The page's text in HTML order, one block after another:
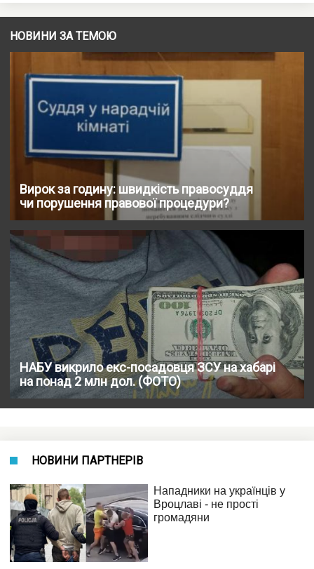
НОВИНИ ЗА ТЕМОЮ
Вирок за годину: швидкість правосуддя
чи порушення правової процедури?
НАБУ викрило екс-посадовця ЗСУ на хабарі
на понад 2 млн дол. (ФОТО)
НОВИНИ ПАРТНЕРІВ